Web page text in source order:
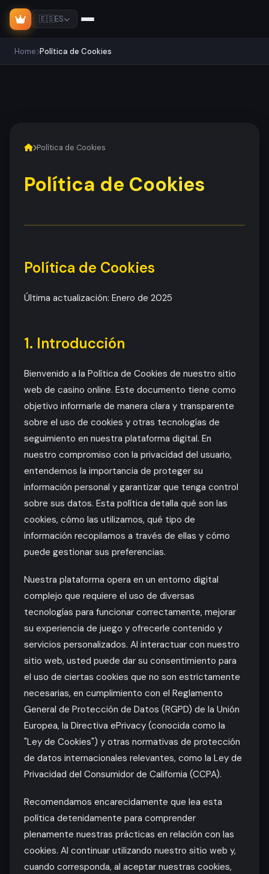
🇪🇸ES
Home Política de Cookies
Política de Cookies
Política de Cookies
Política de Cookies
Última actualización: Enero de 2025
1. Introducción
Bienvenido a la Política de Cookies de nuestro sitio
web de casino online. Este documento tiene como
objetivo informarle de manera clara y transparente
sobre el uso de cookies y otras tecnologías de
seguimiento en nuestra plataforma digital. En
nuestro compromiso con la privacidad del usuario,
entendemos la importancia de proteger su
información personal y garantizar que tenga control
sobre sus datos. Esta política detalla qué son las
cookies, cómo las utilizamos, qué tipo de
información recopilamos a través de ellas y cómo
puede gestionar sus preferencias.
Nuestra plataforma opera en un entorno digital
complejo que requiere el uso de diversas
tecnologías para funcionar correctamente, mejorar
su experiencia de juego y ofrecerle contenido y
servicios personalizados. Al interactuar con nuestro
sitio web, usted puede dar su consentimiento para
el uso de ciertas cookies que no son estrictamente
necesarias, en cumplimiento con el Reglamento
General de Protección de Datos (RGPD) de la Unión
Europea, la Directiva ePrivacy (conocida como la
"Ley de Cookies") y otras normativas de protección
de datos internacionales relevantes, como la Ley de
Privacidad del Consumidor de California (CCPA).
Recomendamos encarecidamente que lea esta
política detenidamente para comprender
plenamente nuestras prácticas en relación con las
cookies. Al continuar utilizando nuestro sitio web y,
cuando corresponda, al aceptar nuestras cookies,